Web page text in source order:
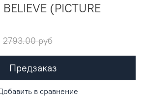
(PICTURE
2793.00 руб
Предзаказ
в сравнение